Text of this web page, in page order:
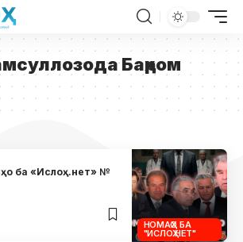
Баҳром
НОМАҲО БА
"ИСЛОҲ.НЕТ"
ба «Ислоҳ.нет» №